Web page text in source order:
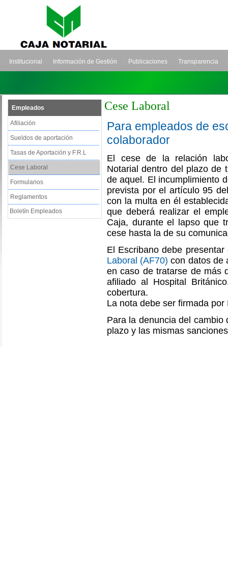
Institucional Información de Gestión Publicaciones Transparencia
Empleados
Afiliación
Sueldos de aportación
Tasas de Aportación y F.R.L
Cese Laboral
Formularios
Reglamentos
Boletín Empleados
Cese Laboral
Para empleados de
colaborador
El cese de la relación
Notarial dentro del plazo de
de aquel. El incumplimiento
prevista por el artículo 95
con la multa en él
que deberá realizar el
Caja, durante el lapso que
cese hasta la de su
El Escribano debe
Laboral (AF70) con datos de
en caso de tratarse de más
afiliado al Hospital
cobertura.
La nota debe ser firmada
Para la denuncia del
plazo y las mismas